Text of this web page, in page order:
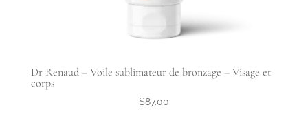
Dr Renaud – Voile sublimateur de bronzage – Visage et
corps
$87.00